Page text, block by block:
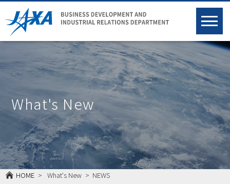
What's New
HOME What's New NEWS